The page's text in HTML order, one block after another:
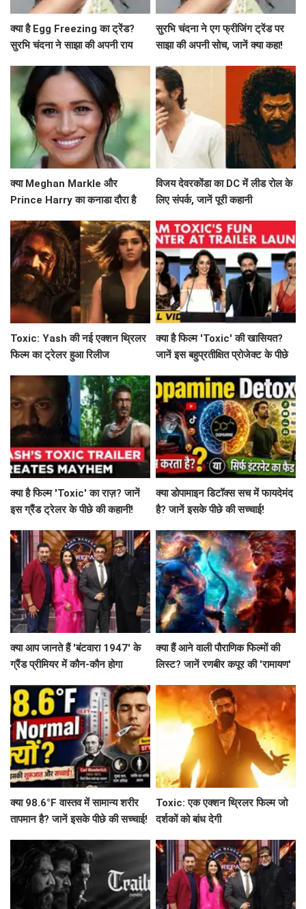
क्या है Egg Freezing का ट्रेंड?
सुरभि चंदना ने साझा की अपनी राय
सुरभि चंदना ने एग फ्रीजिंग ट्रेंड पर
साझा की अपनी सोच, जानें क्या कहा!
क्या Meghan Markle और
Prince Harry का कनाडा दौरा है
विजय देवरकोंडा का DC में लीड रोल के
लिए संपर्क, जानें पूरी कहानी
Toxic: Yash की नई एक्शन थ्रिलर
फिल्म का ट्रेलर हुआ रिलीज
क्या है फिल्म 'Toxic' की खासियत?
जानें इस बहुप्रतीक्षित प्रोजेक्ट के पीछे
क्या है फिल्म 'Toxic' का राज़? जानें
इस ग्रैंड ट्रेलर के पीछे की कहानी!
क्या डोपामाइन डिटॉक्स सच में फायदेमंद
है? जानें इसके पीछे की सच्चाई!
क्या आप जानते हैं 'बंटवारा 1947' के
ग्रैंड प्रीमियर में कौन-कौन होगा
क्या हैं आने वाली पौराणिक फिल्मों की
लिस्ट? जानें रणबीर कपूर की 'रामायण'
क्या 98.6°F वास्तव में सामान्य शरीर
तापमान है? जानें इसके पीछे की सच्चाई!
Toxic: एक एक्शन थ्रिलर फिल्म जो
दर्शकों को बांध देगी